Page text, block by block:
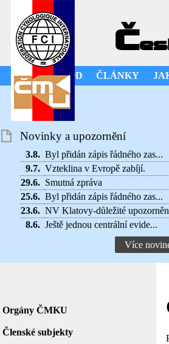
Č
ÚVOD ČLÁNKY
Novinky a upozornění
3.8. Byl přidán zápis řádného zas...
9.7. Vzteklina v Evropě zabíjí.
29.6. Smutná zpráva
25.6. Byl přidán zápis řádného zas...
23.6. NV Klatovy-důležité
8.6. Ještě jednou centrální evide...
Více
Orgány ČMKU
Členské subjekty